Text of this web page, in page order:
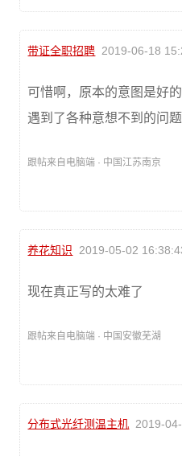
带证全职招聘 2019-06-18
可惜啊，原本的意图是好
遇到了各种意想不到的问
跟帖来自电脑端 · 中国江苏南京
养花知识 2019-05-02
现在真正写的太难了
跟帖来自电脑端 · 中国安徽芜湖
分布式光纤测温主机 2019-